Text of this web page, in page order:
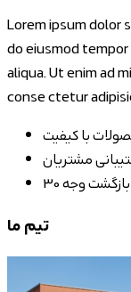
Lorem ipsum dolor
do eiusmod
aliqua. Ut enim ad
conse ctetur
با کیفیت
مشتریان
بازگشت وجه
تیم ما